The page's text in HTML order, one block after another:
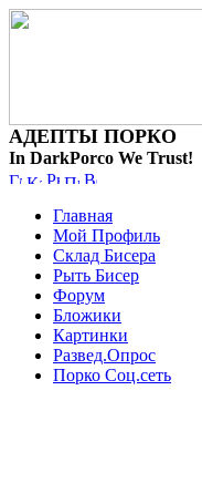
АДЕПТЫ ПОРКО
In DarkPorco We Trust!
Главная
Мой Профиль
Склад Бисера
Рыть Бисер
Форум
Бложики
Картинки
Развед.Опрос
Порко Соц.сеть